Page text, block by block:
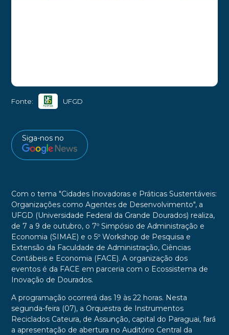
Fonte: UFGD
Siga-nos no
Com o tema "Cidades Inovadoras e Práticas Sustentáveis:
Organizações como Agentes de Desenvolvimento", a
UFGD (Universidade Federal da Grande Dourados) realiza,
de 7 a 9 de outubro, o 7º Simpósio de Administração e
Economia (SIMAE) e o 5º Workshop de Pesquisa e
Extensão da Faculdade de Administração, Ciências
Contábeis e Economia (FACE). A organização dos
eventos é da FACE em parceria com o Ecossistema de
Inovação de Dourados.
A programação ocorrerá das 19 às 22 horas. Nesta
segunda-feira (07), a Orquestra de Instrumentos
Reciclados Cateura, de Assunção, capital do Paraguai, fará
a apresentação de abertura no Auditório Central da